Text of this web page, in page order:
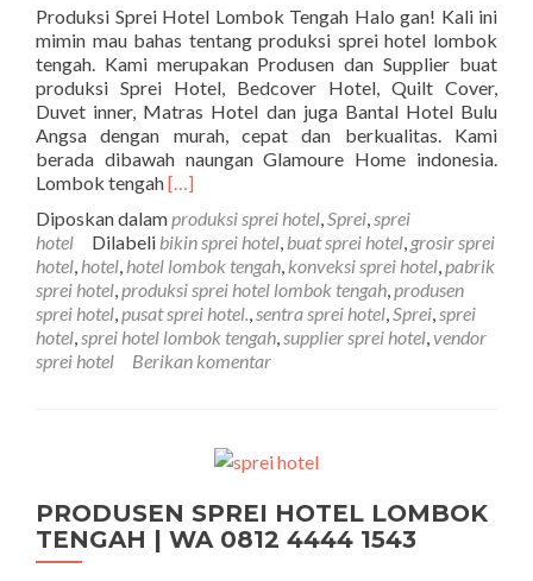
Produksi Sprei Hotel Lombok Tengah Halo gan! Kali ini
mimin mau bahas tentang produksi sprei hotel lombok
tengah. Kami merupakan Produsen dan Supplier buat
produksi Sprei Hotel, Bedcover Hotel, Quilt Cover,
Duvet inner, Matras Hotel dan juga Bantal Hotel Bulu
Angsa dengan murah, cepat dan berkualitas. Kami
berada dibawah naungan Glamoure Home indonesia.
Lombok tengahSelengkapnya tentangPRODUKSI SPREI
[…]
Diposkan dalamproduksi sprei hotel,Sprei,sprei
hotel
Dilabeli bikin sprei hotel, buat sprei hotel, grosir sprei
hotel, hotel, hotel lombok tengah, konveksi sprei hotel,pabrik
sprei hotel,produksi sprei hotel lombok tengah,produsen
sprei hotel,pusat sprei hotel.,sentra sprei hotel,Sprei,sprei
hotel,sprei hotel lombok tengah,supplier sprei hotel,vendor
sprei hotel
Berikan komentar
PRODUSEN SPREI HOTEL LOMBOK
TENGAH | WA 0812 4444 1543